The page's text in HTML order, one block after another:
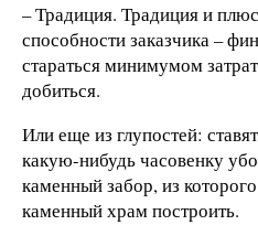
– Традиция. Традиция и
способности заказчика –
стараться минимумом
добиться.
Или еще из глупостей:
какую-нибудь часовенку
каменный забор, из
каменный храм построить.